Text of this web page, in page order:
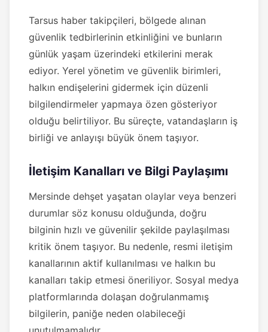
Tarsus haber takipçileri, bölgede alınan
güvenlik tedbirlerinin etkinliğini ve bunların
günlük yaşam üzerindeki etkilerini merak
ediyor. Yerel yönetim ve güvenlik birimleri,
halkın endişelerini gidermek için düzenli
bilgilendirmeler yapmaya özen gösteriyor
olduğu belirtiliyor. Bu süreçte, vatandaşların iş
birliği ve anlayışı büyük önem taşıyor.
İletişim Kanalları ve Bilgi Paylaşımı
Mersinde dehşet yaşatan olaylar veya benzeri
durumlar söz konusu olduğunda, doğru
bilginin hızlı ve güvenilir şekilde paylaşılması
kritik önem taşıyor. Bu nedenle, resmi iletişim
kanallarının aktif kullanılması ve halkın bu
kanalları takip etmesi öneriliyor. Sosyal medya
platformlarında dolaşan doğrulanmamış
bilgilerin, paniğe neden olabileceği